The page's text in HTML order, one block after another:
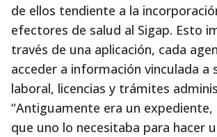
de ellos tendiente a la
efectores de salud al Sigap. Esto
través de una aplicación, cada
acceder a información vinculada a
laboral, licencias y trámites
“Antiguamente era un expediente,
que uno lo necesitaba para hacer